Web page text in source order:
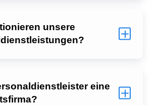
unsere
eine